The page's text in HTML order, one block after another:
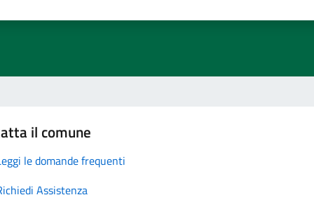
il comune
le domande frequenti
Assistenza